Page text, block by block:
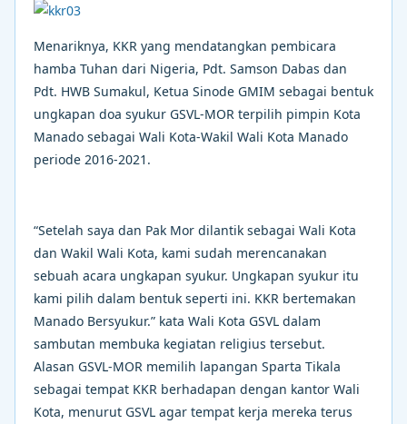
Menariknya, KKR yang mendatangkan pembicara
hamba Tuhan dari Nigeria, Pdt. Samson Dabas dan
Pdt. HWB Sumakul, Ketua Sinode GMIM sebagai bentuk
ungkapan doa syukur GSVL-MOR terpilih pimpin Kota
Manado sebagai Wali Kota-Wakil Wali Kota Manado
periode 2016-2021.
“Setelah saya dan Pak Mor dilantik sebagai Wali Kota
dan Wakil Wali Kota, kami sudah merencanakan
sebuah acara ungkapan syukur. Ungkapan syukur itu
kami pilih dalam bentuk seperti ini. KKR bertemakan
Manado Bersyukur.” kata Wali Kota GSVL dalam
sambutan membuka kegiatan religius tersebut.
Alasan GSVL-MOR memilih lapangan Sparta Tikala
sebagai tempat KKR berhadapan dengan kantor Wali
Kota, menurut GSVL agar tempat kerja mereka terus